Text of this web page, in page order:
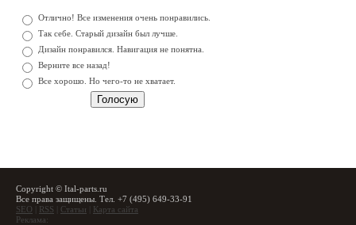
Отлично! Все изменения очень понравились.
Так себе. Старый дизайн был лучше.
Дизайн понравился. Навигация не понятна.
Верните все назад!
Все хорошо. Но чего-то не хватает.
Copyright © Ital-parts.ru
Все права защищены. Тел. +7 (495) 649-33-91
SEO
RSS Статьи
Карта сайта
Реклама: